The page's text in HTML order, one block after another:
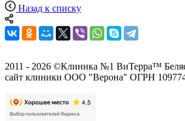
Назад к списку
2011 - 2026 ©Клиника №1 ВиТерра™
сайт клиники ООО "Верона" ОГРН